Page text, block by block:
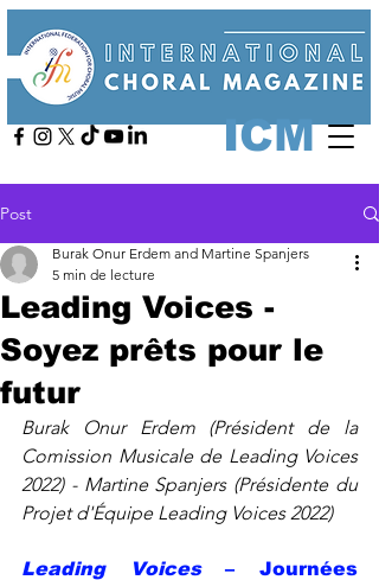
ICM
Post
Leading Voices -
Soyez prêts pour le
futur
Burak Onur Erdem and Martine Spanjers
5 min de lecture
Burak Onur Erdem (Président de la
Comission Musicale de Leading Voices
2022) - Martine Spanjers (Présidente du
Projet d'Équipe Leading Voices 2022)
Leading Voices – Journées